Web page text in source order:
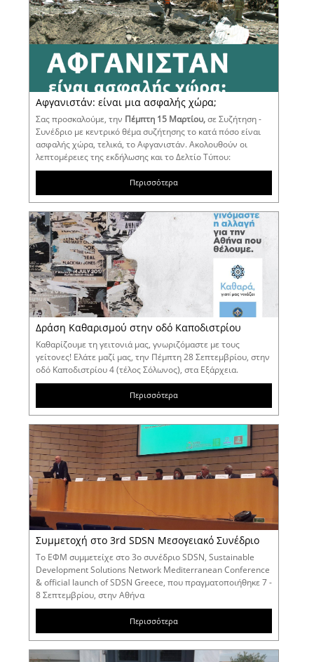
Αφγανιστάν: είναι μια ασφαλής χώρα;
Σας προσκαλούμε, την Πέμπτη 15 Μαρτίου,σε Συζήτηση -
Συνέδριο με κεντρικό θέμα συζήτησης το κατά πόσο είναι
ασφαλής χώρα, τελικά, το Αφγανιστάν. Ακολουθούν οι
λεπτομέρειες της εκδήλωσης και το Δελτίο Τύπου:
Περισσότερα
Δράση Καθαρισμού στην οδό Καποδιστρίου
Καθαρίζουμε τη γειτονιά μας, γνωριζόμαστε με τους
γείτονες! Ελάτε μαζί μας, την Πέμπτη 28 Σεπτεμβρίου, στην
οδό Καποδιστρίου 4 (τέλος Σόλωνος), στα Εξάρχεια.
Περισσότερα
Συμμετοχή στο 3rd SDSN Μεσογειακό Συνέδριο
Το ΕΦΜ συμμετείχε στο 3ο συνέδριο SDSN, Sustainable
Development Solutions Network Mediterranean Conference
& official launch of SDSN Greece, που πραγματοποιήθηκε 7 -
8 Σεπτεμβρίου, στην Αθήνα
Περισσότερα